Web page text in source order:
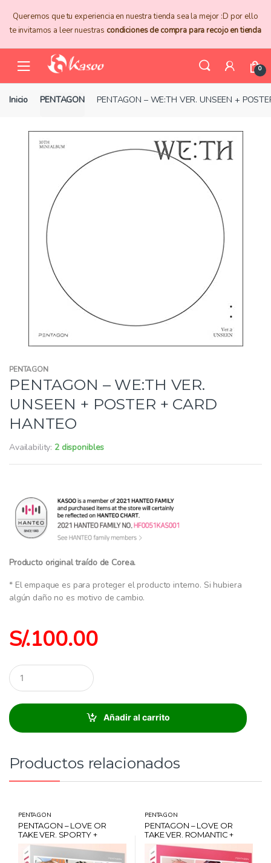
navigation
content
Queremos que tu experiencia en nuestra tienda sea la mejor :D por ello
te invitamos a leer nuestras condiciones de compra para recojo en tienda
0
Inicio PENTAGON PENTAGON – WE:TH VER. UNSEEN +
PENTAGON
PENTAGON – WE:TH VER.
UNSEEN + POSTER + CARD
HANTEO
Availability: 2 disponibles
Producto original traído de Corea.
* El empaque es para proteger el producto interno. Si hubiera
algún daño no es motivo de cambio.
S/.100.00
C
a
n
i
d
Añadir al carrito
Productos relacionados
PENTAGON
PENTAGON – LOVE OR
TAKE VER. SPORTY +
POSTER + CARD HANTEO
PENTAGON
PENTAGON – LOVE OR
TAKE VER. ROMANTIC +
POSTER + CARD HANTEO